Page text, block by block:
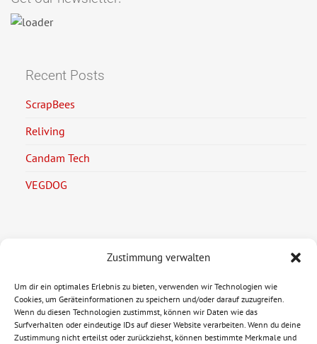
Zustimmung verwalten
Um dir ein optimales Erlebnis zu bieten, verwenden wir Technologien wie
Cookies, um Geräteinformationen zu speichern und/oder darauf zuzugreifen.
Wenn du diesen Technologien zustimmst, können wir Daten wie das
Surfverhalten oder eindeutige IDs auf dieser Website verarbeiten. Wenn du deine
Zustimmung nicht erteilst oder zurückziehst, können bestimmte Merkmale und
Recent Posts
ScrapBees
Reliving
Candam Tech
VEGDOG
Imprint
Privacy Policy